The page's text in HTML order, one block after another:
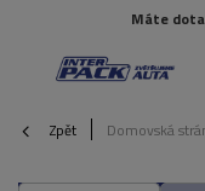
Máte
Zpět Domovská